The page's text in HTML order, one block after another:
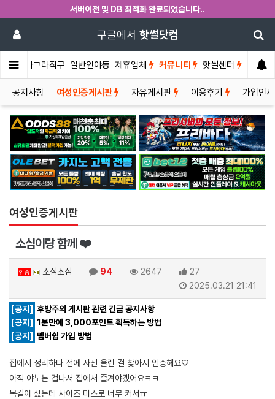
서버이전 및 DB 최적화 완료되었습니다..
구글에서 핫썰닷컴
비아그라직구 일반인야동 제휴업체 커뮤니티 핫썰센터
공지사항 여성인증게시판 자유게시판 이용후기 가입인
여성인증게시판
소심이랑 함께 ❤️
인증 소심소심 94 2647
27
2025.03.21 21:41
[공지] 후방주의 게시판 관련 긴급 공지사항
[공지] 1분만에 3,000포인트 획득하는 방법
[공지]
멤버쉽 가입 방법
집에서 정리하다 전에 사진 올린 걸 찾아서 인증해요♡
아직 야노는 겁나서 집에서 즐겨야겠어요ㅋㅋ
목걸이 샀는데 사이즈 미스로 너무 커서ㅠ